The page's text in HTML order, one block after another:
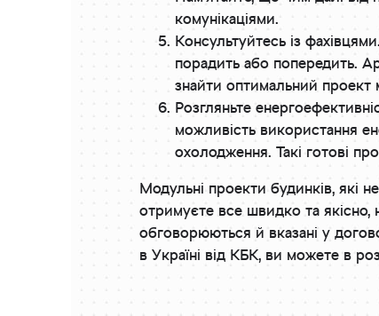
комунікаціями.
Консультуйтесь із
порадить або попередить.
знайти оптимальний проект
Розгляньте
можливість використання
охолодження. Такі готові
Модульні проекти будинків, які
отримуєте все швидко та
обговорюються й вказані у
в Україні від КБК, ви можете в